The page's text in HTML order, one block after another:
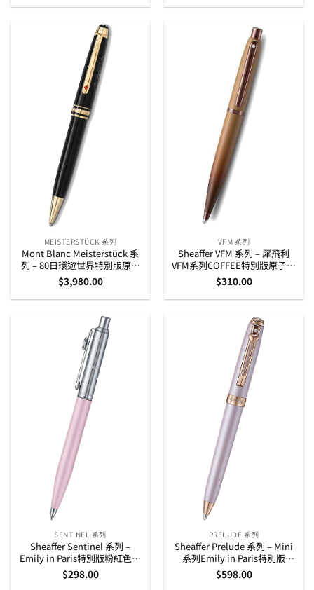
MEISTERSTÜCK 系列
Mont Blanc Meisterstück 系
列 – 80日環遊世界特別版原子
筆 (164)
$3,980.00
VFM 系列
Sheaffer VFM 系列 – 犀飛利
VFM系列COFFEE特別版原子筆
(E2942851)
$310.00
SENTINEL 系列
Sheaffer Sentinel 系列 –
Emily in Paris特別版粉紅色原
子筆 (E232151)
$298.00
PRELUDE 系列
Sheaffer Prelude 系列 – Mini
系列Emily in Paris特別版
Swarovski水晶筆頂原子筆
(E2981051)
$598.00